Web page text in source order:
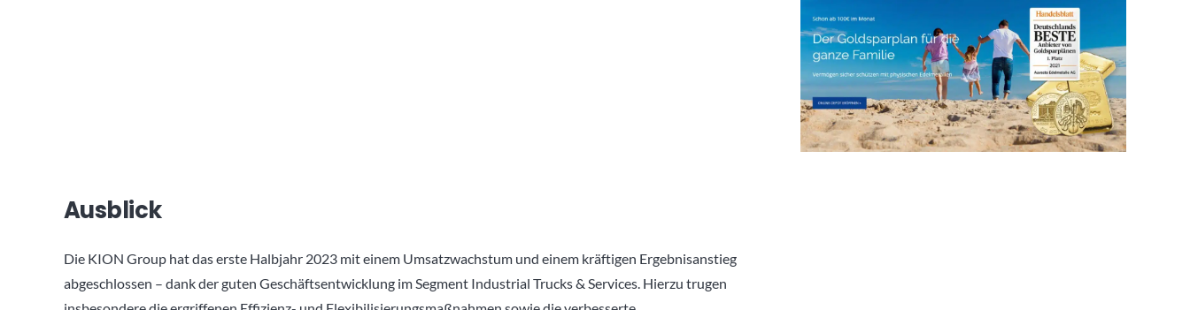
Ausblick
Die KION Group hat das erste Halbjahr 2023 mit einem Umsatzwachstum und einem kräftigen Ergebnisanstieg
abgeschlossen – dank der guten Geschäftsentwicklung im Segment Industrial Trucks & Services. Hierzu trugen